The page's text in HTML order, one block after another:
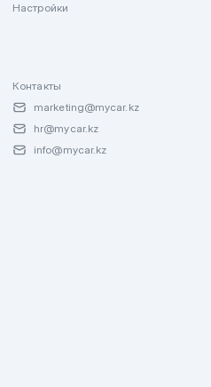
Настройки
Контакты
marketing@mycar.kz
hr@mycar.kz
info@mycar.kz